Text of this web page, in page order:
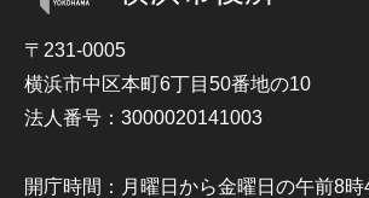
〒231-0005
横浜市中区本町6丁目50番地の10
法人番号：3000020141003
開庁時間：月曜日から金曜日の午前8